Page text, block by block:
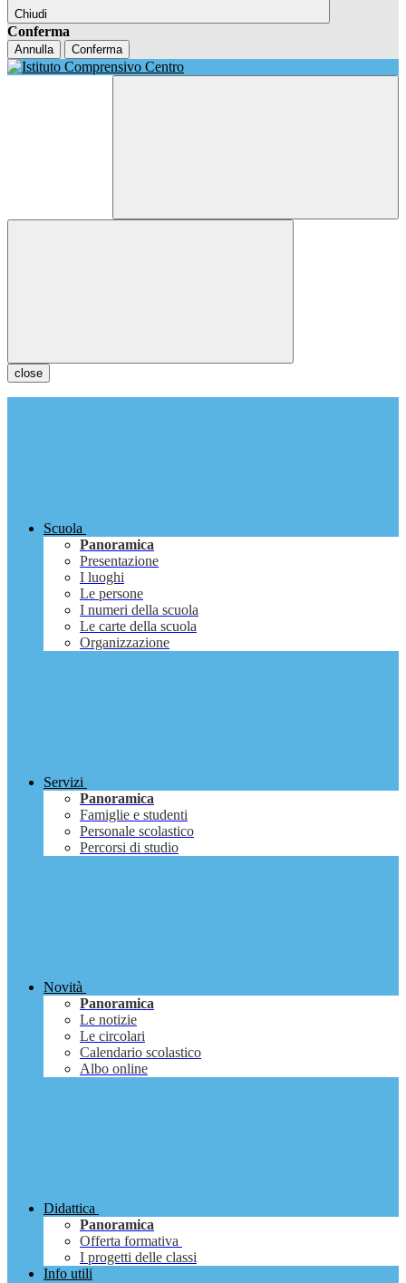
Chiudi
Conferma
Annulla Conferma
close
Scuola
Panoramica
Presentazione
I luoghi
Le persone
I numeri della scuola
Le carte della scuola
Organizzazione
Servizi
Panoramica
Famiglie e studenti
Personale scolastico
Percorsi di studio
Novità
Panoramica
Le notizie
Le circolari
Calendario scolastico
Albo online
Didattica
Panoramica
Offerta formativa
I progetti delle classi
Info utili